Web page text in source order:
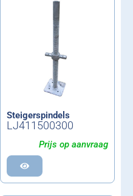
Steigerspindels
LJ411500300
Prijs op aanvraag